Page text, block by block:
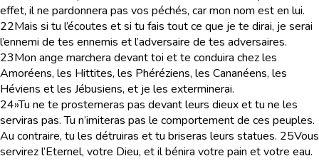
effet, il ne pardonnera pas vos péchés, car mon nom est en lui.
22Mais si tu l’écoutes et si tu fais tout ce que je te dirai, je serai
l’ennemi de tes ennemis et l’adversaire de tes adversaires.
23Mon ange marchera devant toi et te conduira chez les
Amoréens, les Hittites, les Phéréziens, les Cananéens, les
Héviens et les Jébusiens, et je les exterminerai.
24»Tu ne te prosterneras pas devant leurs dieux et tu ne les
serviras pas. Tu n’imiteras pas le comportement de ces peuples.
Au contraire, tu les détruiras et tu briseras leurs statues. 25Vous
servirez l’Eternel, votre Dieu, et il bénira votre pain et votre eau.